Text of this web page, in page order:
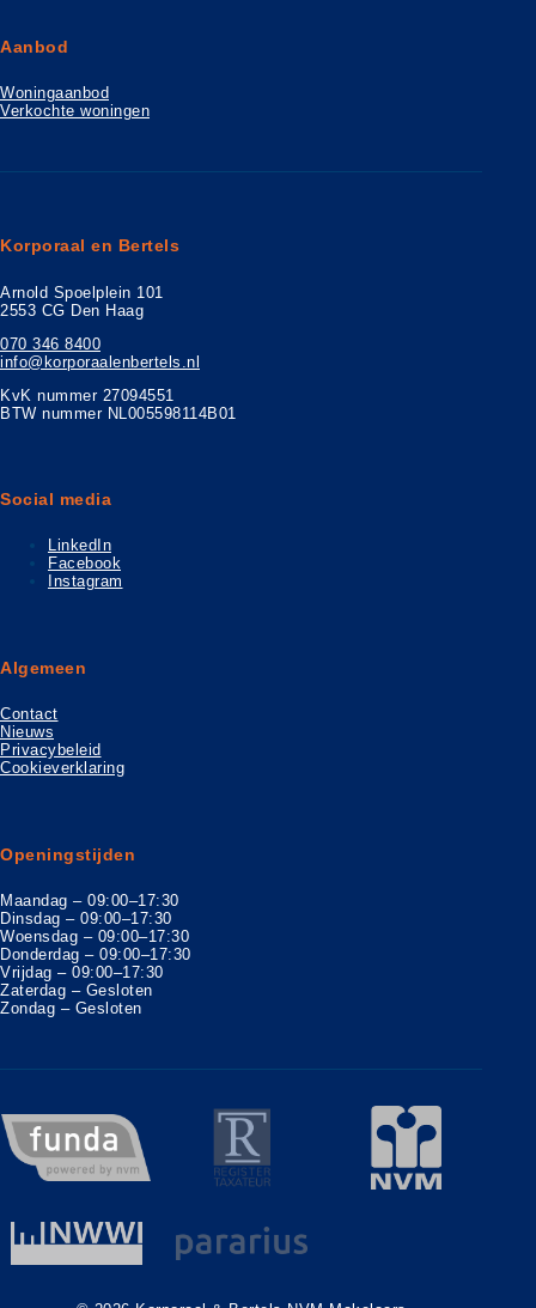
Aanbod
Woningaanbod
Verkochte woningen
Korporaal en Bertels
Arnold Spoelplein 101
2553 CG Den Haag
070 346 8400
info@korporaalenbertels.nl
KvK nummer 27094551
BTW nummer NL005598114B01
Social media
LinkedIn
Facebook
Instagram
Algemeen
Contact
Nieuws
Privacybeleid
Cookieverklaring
Openingstijden
Maandag – 09:00–17:30
Dinsdag – 09:00–17:30
Woensdag – 09:00–17:30
Donderdag – 09:00–17:30
Vrijdag – 09:00–17:30
Zaterdag – Gesloten
Zondag – Gesloten